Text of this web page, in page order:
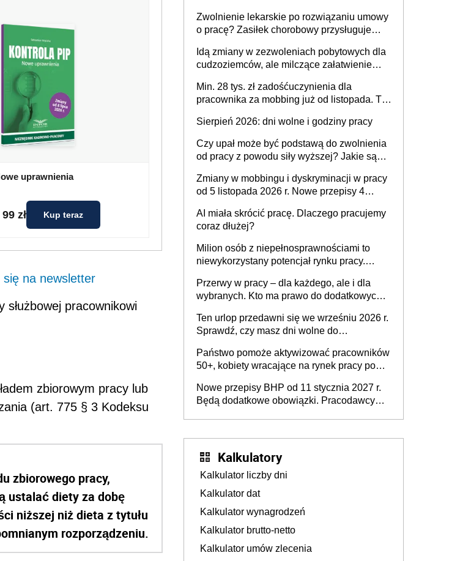
uprawnienia
99 zł Kup teraz
na newsletter
służbowej pracownikowi
zbiorowym pracy lub
(art. 775 § 3 Kodeksu
zbiorowego pracy,
ustalać diety za dobę
niższej niż dieta z tytułu
rozporządzeniu.
Zwolnienie lekarskie po rozwiązaniu umowy
o pracę? Zasiłek chorobowy przysługuje
dni od ustania stosunku pracy
Idą zmiany w zezwoleniach pobytowych dla
cudzoziemców, ale milczące załatwienie
Min. 28 tys. zł zadośćuczynienia dla
pracownika za mobbing już od listopada. To
zespołu
Sierpień 2026: dni wolne i godziny pracy
Czy upał może być podstawą do zwolnienia
od pracy z powodu siły wyższej? Jakie są
Zmiany w mobbingu i dyskryminacji w pracy
od 5 listopada 2026 r. Nowe przepisy 4
Ustaw
AI miała skrócić pracę. Dlaczego pracujemy
coraz dłużej?
Milion osób z niepełnosprawnościami to
niewykorzystany potencjał rynku pracy.
dofinansowań czy refundacji, ale bariery po
stronie systemu i świadomości
pracodawców [WYWIAD]
Przerwy w pracy – dla każdego, ale i dla
wybranych. Kto ma prawo do dodatkowych
Ten urlop przedawni się we wrześniu 2026 r.
Sprawdź, czy masz dni wolne do
Państwo pomoże aktywizować pracowników
50+, kobiety wracające na rynek pracy po
osoby neuroatypowe. Powstanie Fundusz
na rzecz Inkluzywności w Zatrudnianiu?
Nowe przepisy BHP od 11 stycznia 2027 r.
Będą dodatkowe obowiązki. Pracodawcy
Kalkulatory
Kalkulator liczby dni
Kalkulator dat
Kalkulator wynagrodzeń
Kalkulator brutto-netto
Kalkulator umów zlecenia